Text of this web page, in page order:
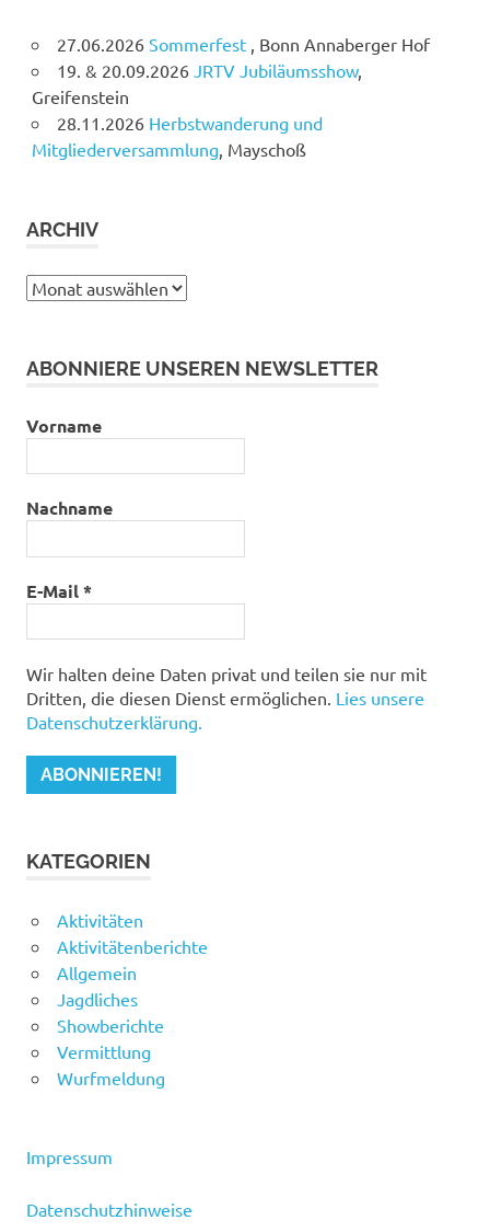
27.06.2026 Sommerfest
, Bonn Annaberger Hof
19. & 20.09.2026 JRTV Jubiläumsshow,
Greifenstein
28.11.2026 Herbstwanderung und
Mitgliederversammlung , Mayschoß
ARCHIV
Archiv
ABONNIERE UNSEREN NEWSLETTER
Vorname
Nachname
E-Mail*
Wir halten deine Daten privat und teilen sie nur mit
Dritten, die diesen Dienst ermöglichen. Lies unsere
Datenschutzerklärung.
KATEGORIEN
Aktivitäten
Aktivitätenberichte
Allgemein
Jagdliches
Showberichte
Vermittlung
Wurfmeldung
Impressum
Datenschutzhinweise